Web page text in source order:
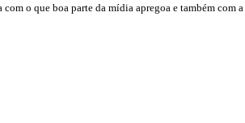
o que boa parte da mídia apregoa e também com a